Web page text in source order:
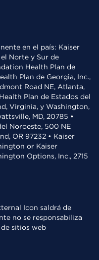
en el país: Kaiser
Norte y Sur de
Health Plan de
Plan de Georgia, Inc.,
Road NE, Atlanta,
Plan de Estados del
Virginia, y Washington,
MD, 20785 •
Noroeste, 500 NE
OR 97232 • Kaiser
or Kaiser
Options, Inc., 2715
saldrá de
no se responsabiliza
sitios web